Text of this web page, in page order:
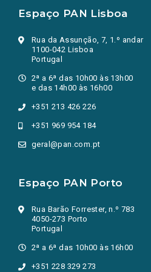
Espaço PAN Lisboa
Rua da Assunção, 7, 1.º andar
1100-042 Lisboa
Portugal
2ª a 6ª das 10h00 às 13h00
e das 14h00 às 16h00
+351 213 426 226
+351 969 954 184
geral@pan.com.pt
Espaço PAN Porto
Rua Barão Forrester, n.º 783
4050-273 Porto
Portugal
2ª a 6ª das 10h00 às 16h00
+351 228 329 273